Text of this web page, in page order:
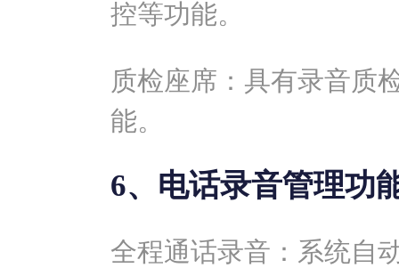
控等功能。
质检座席：具有录音质
能。
6、电话录音管理功
全程通话录音：系统自